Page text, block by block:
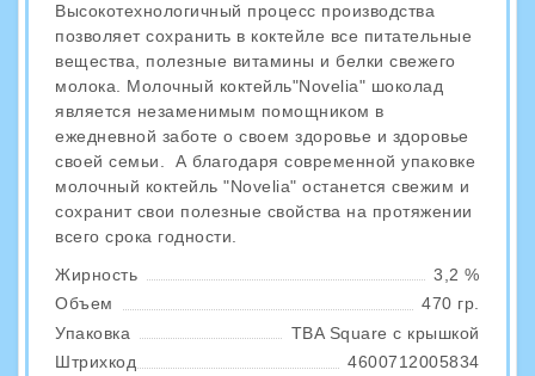
Высокотехнологичный процесс производства
позволяет сохранить в коктейле все питательные
вещества, полезные витамины и белки свежего
молока. Молочный коктейль"Novelia" шоколад
является незаменимым помощником в
ежедневной заботе о своем здоровье и здоровье
своей семьи. А благодаря современной упаковке
молочный коктейль "Novelia" останется свежим и
сохранит свои полезные свойства на протяжении
всего срока годности.
Жирность
3,2 %
Объем
470 гр.
Упаковка
TBA Square с крышкой
Штрихкод
4600712005834